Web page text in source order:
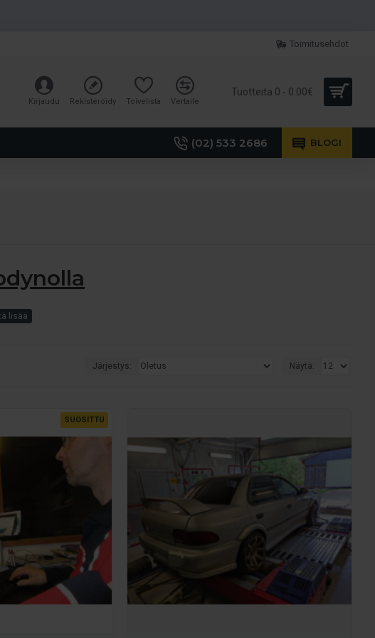
Toimitusehdot
Kirjaudu Rekisteröidy Toivelista Vertaile
Tuotteita 0 - 0.00€
(02) 533 2686 BLOGI
tavalla myös osakaasualueiden säätöjä haettaessa.
saattaa uinua tehopotentiaalia tai väärien seosten
tehoanalyysillä.
mönkijät sekä muut ajoneuvot pyörrevirtajarrulla varustetulla Dyno
dynolle?
alalla ja nimenomaan moottorien
Dyno Dynamicsin valmistamia dynoja
Järjestys: Näytä:
SUOSITTU